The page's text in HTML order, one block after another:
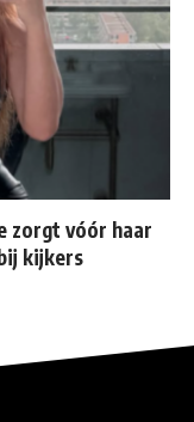
zorgt vóór haar
kijkers